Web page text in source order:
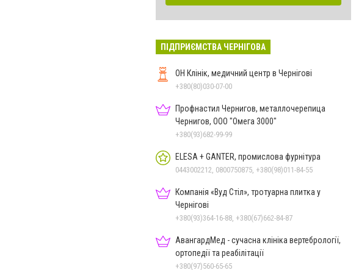
ПІДПРИЄМСТВА ЧЕРНІГОВА
ОН Клінік, медичний центр в Чернігові
+380(80)030-07-00
Профнастил Чернигов, металлочерепица
Чернигов, ООО "Омега 3000"
+380(93)682-99-99
ELESA + GANTER, промислова фурнітура
0443002212, 0800750875, +380(98)011-84-55
Компанія «Вуд Стіл», тротуарна плитка у
Чернігові
+380(93)364-16-88, +380(67)662-84-87
АвангардМед - сучасна клініка вертебрології,
ортопедії та реабілітації
+380(97)560-65-65